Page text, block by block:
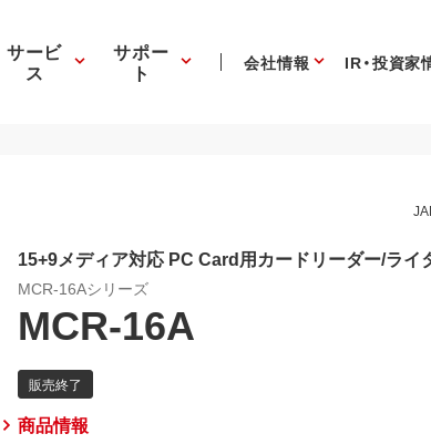
サービ
ス
サポー
ト 会社情報 IR・投資家
15+9メディア対応 PC Card用カードリーダー/ライ
MCR-16Aシリーズ
MCR-16A
商品情報